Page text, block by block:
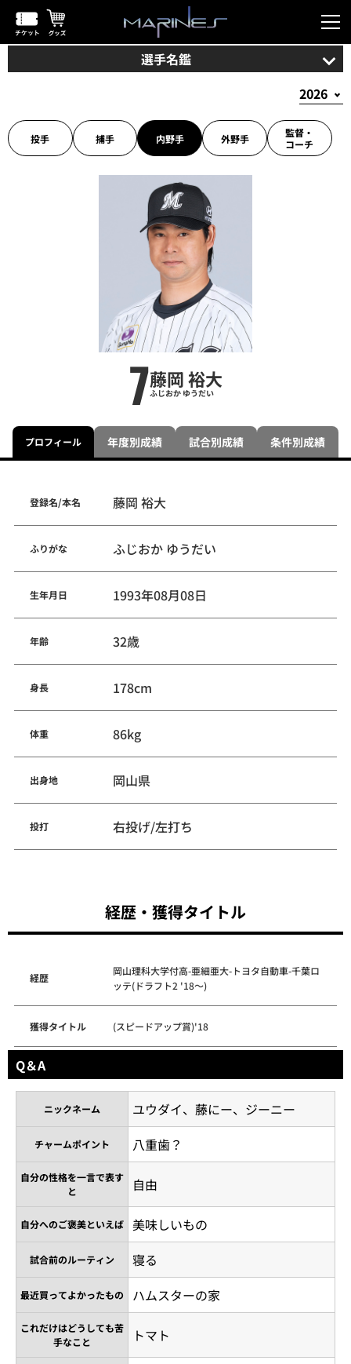
選手名鑑
投手 捕手 内野手 外野手
監督・
コーチ
7藤岡 裕大
ふじおか ゆうだい
プロフィール 年度別成績 試合別成績 条件別成績
登録名/本名 藤岡 裕大
ふりがな ふじおか ゆうだい
生年月日 1993年08月08日
年齢 32歳
身長 178cm
体重 86kg
出身地 岡山県
投打 右投げ/左打ち
経歴・獲得タイトル
経歴
岡山理科大学付高-亜細亜大-トヨタ自動車-千葉ロ
ッテ(ドラフト2 '18～)
獲得タイトル (スピードアップ賞)'18
Q＆A
ニックネーム ユウダイ、藤にー、ジーニー
チャームポイント 八重歯？
自分の性格を一言で表す
と
自由
自分へのご褒美といえば 美味しいもの
試合前のルーティン 寝る
最近買ってよかったもの ハムスターの家
これだけはどうしても苦
手なこと
トマト